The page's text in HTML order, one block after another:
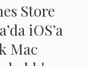
Store
iOS’a
Mac